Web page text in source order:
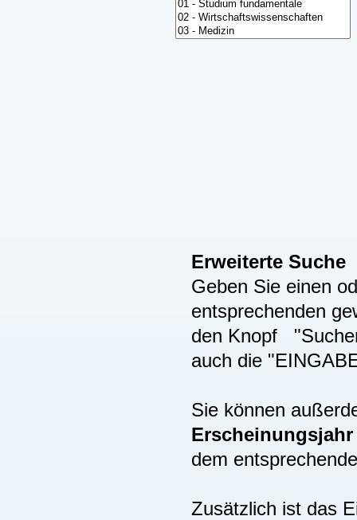
Erweiterte Suche
Geben Sie einen
entsprechenden
den Knopf
auch die
Sie können
dem
Zusätzlich ist das